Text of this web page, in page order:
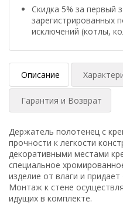
Скидка 5% за первый
зарегистрированных
исключений (котлы,
Описание
Гарантия и Возврат
Держатель полотенец с
прочности к легкости
декоративными местами
специальное
изделие от влаги и
Монтаж к стене
идущих в комплекте.